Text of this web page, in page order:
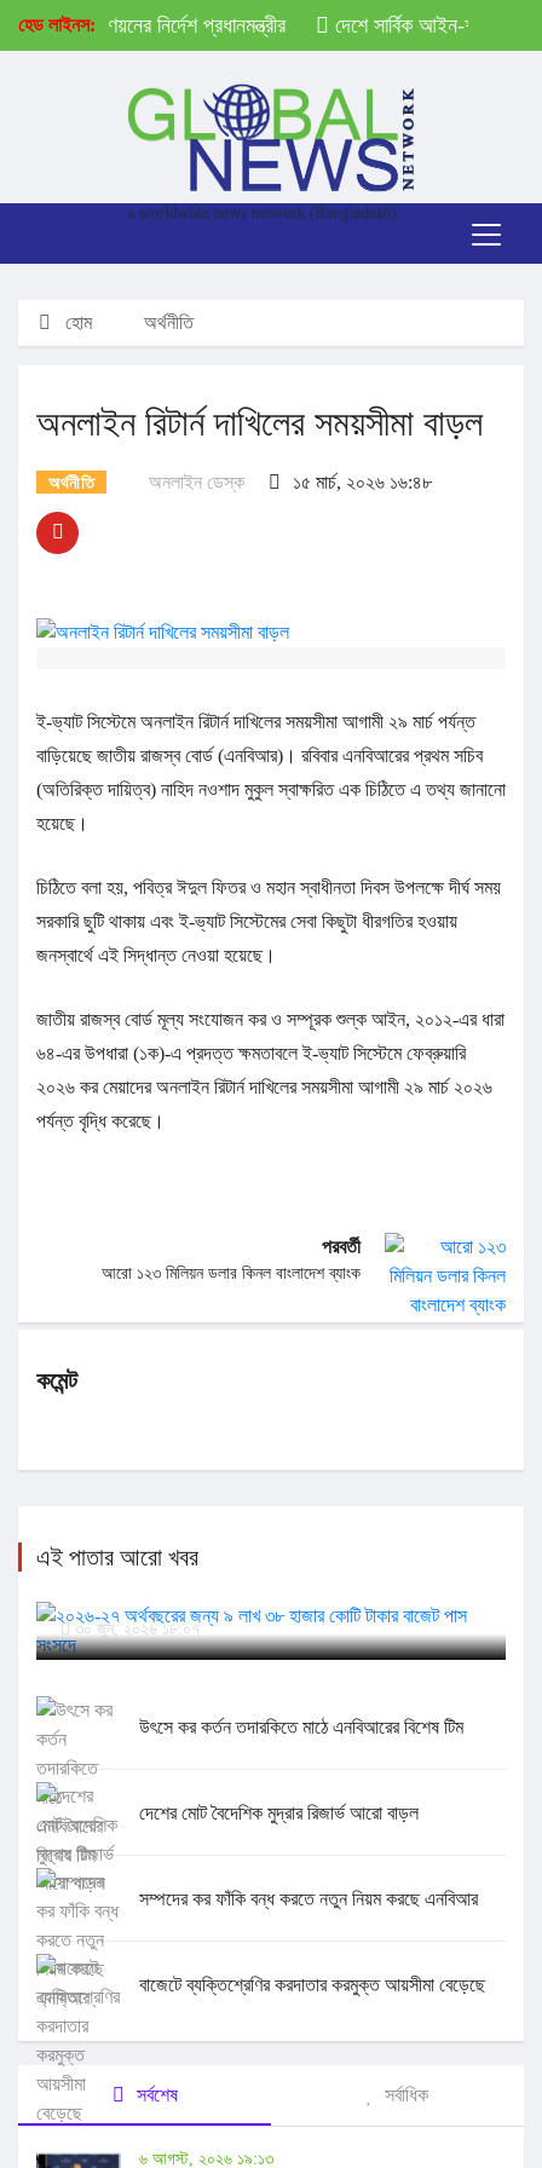
হেড লাইনস:
তালিকা প্রণয়নের নির্দেশ প্রধানমন্ত্রীর দেশে সার্বিক আইন-শৃঙ্খলা
হোম অর্থনীতি
অনলাইন রিটার্ন দাখিলের সময়সীমা বাড়ল
অর্থনীতি অনলাইন ডেস্ক ১৫ মার্চ, ২০২৬ ১৬:৪৮
ই-ভ্যাট সিস্টেমে অনলাইন রিটার্ন দাখিলের সময়সীমা আগামী ২৯ মার্চ পর্যন্ত
বাড়িয়েছে জাতীয় রাজস্ব বোর্ড (এনবিআর)। রবিবার এনবিআরের প্রথম সচিব
(অতিরিক্ত দায়িত্ব) নাহিদ নওশাদ মুকুল স্বাক্ষরিত এক চিঠিতে এ তথ্য জানানো
হয়েছে।
চিঠিতে বলা হয়, পবিত্র ঈদুল ফিতর ও মহান স্বাধীনতা দিবস উপলক্ষে দীর্ঘ সময়
সরকারি ছুটি থাকায় এবং ই-ভ্যাট সিস্টেমের সেবা কিছুটা ধীরগতির হওয়ায়
জনস্বার্থে এই সিদ্ধান্ত নেওয়া হয়েছে।
জাতীয় রাজস্ব বোর্ড মূল্য সংযোজন কর ও সম্পূরক শুল্ক আইন, ২০১২-এর ধারা
৬৪-এর উপধারা (১ক)-এ প্রদত্ত ক্ষমতাবলে ই-ভ্যাট সিস্টেমে ফেব্রুয়ারি
২০২৬ কর মেয়াদের অনলাইন রিটার্ন দাখিলের সময়সীমা আগামী ২৯ মার্চ ২০২৬
পর্যন্ত বৃদ্ধি করেছে।
পরবর্তী
আরো ১২৩ মিলিয়ন ডলার কিনল বাংলাদেশ ব্যাংক
কমেন্ট
এই পাতার আরো খবর
৩০ জুন, ২০২৬ ১৮:০৭
উৎসে কর কর্তন তদারকিতে মাঠে এনবিআরের বিশেষ টিম
দেশের মোট বৈদেশিক মুদ্রার রিজার্ভ আরো বাড়ল
সম্পদের কর ফাঁকি বন্ধ করতে নতুন নিয়ম করছে এনবিআর
বাজেটে ব্যক্তিশ্রেণির করদাতার করমুক্ত আয়সীমা বেড়েছে
সর্বশেষ সর্বাধিক
৬ আগস্ট, ২০২৬ ১৯:১৩